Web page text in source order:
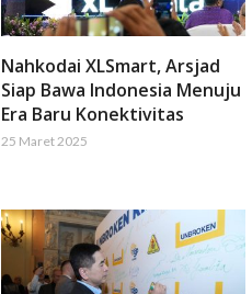
Nahkodai XLSmart, Arsjad
Siap Bawa Indonesia Menuju
Era Baru Konektivitas
25 Maret 2025